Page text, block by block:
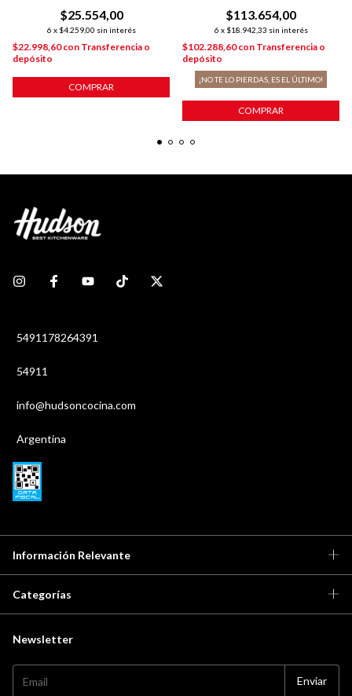
$25.554,00
6 x $4.259,00 sin interés
$22.998,60con Transferencia o
depósito
COMPRAR
$113.654,00
6 x $18.942,33 sin interés
$102.288,60con Transferencia o
depósito
¡NO TE LO PIERDAS, ES EL ÚLTIMO!
COMPRAR
5491178264391
54911
info@hudsoncocina.com
Argentina
Información Relevante
Categorías
Newsletter